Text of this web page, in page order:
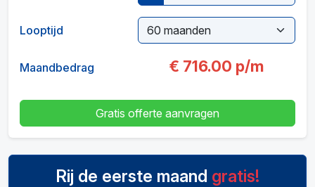
Looptijd
Maandbedrag € 716.00 p/m
Gratis offerte aanvragen
Rij de eerste maand gratis!